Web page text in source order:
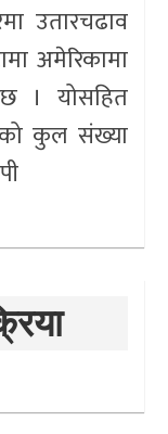
उतारचढाव
अमेरिकामा
। योसहित
कुल संख्या